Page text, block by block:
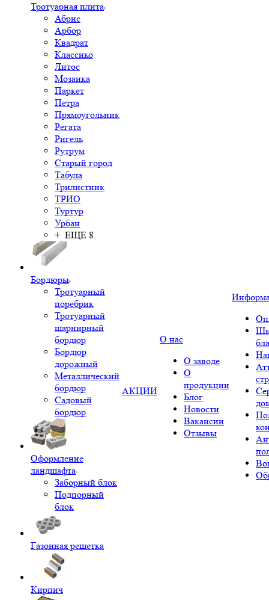
Тротуарная плита
Абрис
Арбор
Квадрат
Классико
Литос
Мозаика
Паркет
Петра
Прямоугольник
Регата
Ригель
Рутрум
Старый город
Табула
Трилистник
ТРИО
Туртур
Урбан
+ ЕЩЕ 8
Бордюры
Тротуарный
поребрик
Тротуарный
шарнирный
бордюр
Бордюр
дорожный
Металлический
бордюр
Садовый
бордюр
Оформление
ландшафта
Заборный блок
Подпорный
блок
Газонная решетка
Кирпич
АКЦИИ
О нас
О заводе
О
продукции
Блог
Новости
Вакансии
Отзывы